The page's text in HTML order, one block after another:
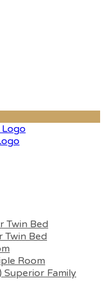
Twin Bed
Twin Bed
Room
Family